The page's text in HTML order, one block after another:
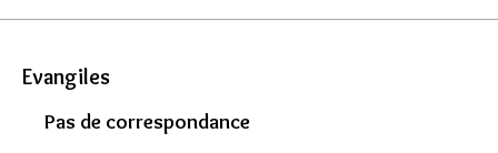
Evangiles
Pas de correspondance